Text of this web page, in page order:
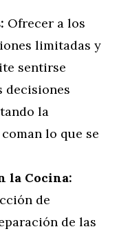
Ofrecer a los
limitadas y
sentirse
decisiones
la
lo que se
la Cocina:
de
de las